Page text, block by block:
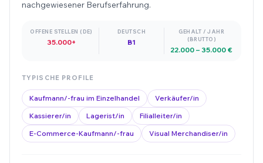
nachgewiesener Berufserfahrung.
OFFENE STELLEN (DE)
35.000+
DEUTSCH
B1
GEHALT / JAHR
(BRUTTO)
22.000 – 35.000 €
TYPISCHE PROFILE
Kaufmann/-frau im Einzelhandel
Verkäufer/in
Kassierer/in
Lagerist/in
Filialleiter/in
E-Commerce-Kaufmann/-frau
Visual Merchandiser/in